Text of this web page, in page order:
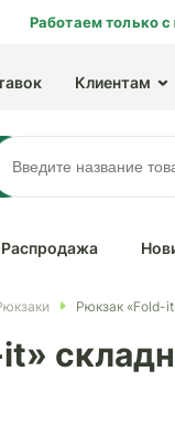
Работаем только
Клиентам
Распродажа
Рюкзак «Fold-